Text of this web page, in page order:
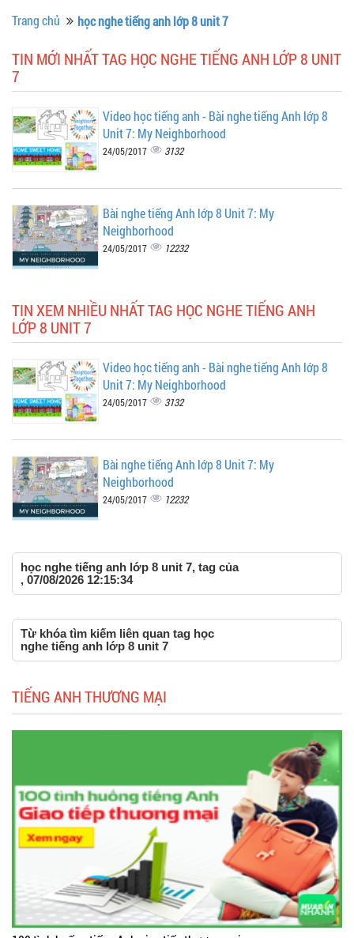
Trang chủ học nghe tiếng anh lớp 8 unit 7
TIN MỚI NHẤT TAG HỌC NGHE TIẾNG ANH LỚP 8 UNIT
7
Video học tiếng anh - Bài nghe tiếng Anh lớp 8
Unit 7: My Neighborhood
24/05/2017 3132
Bài nghe tiếng Anh lớp 8 Unit 7: My
Neighborhood
24/05/2017 12232
TIN XEM NHIỀU NHẤT TAG HỌC NGHE TIẾNG ANH
LỚP 8 UNIT 7
Video học tiếng anh - Bài nghe tiếng Anh lớp 8
Unit 7: My Neighborhood
24/05/2017 3132
Bài nghe tiếng Anh lớp 8 Unit 7: My
Neighborhood
24/05/2017 12232
học nghe tiếng anh lớp 8 unit 7, tag của
, 07/08/2026 12:15:34
Từ khóa tìm kiếm liên quan tag học
nghe tiếng anh lớp 8 unit 7
TIẾNG ANH THƯƠNG MẠI